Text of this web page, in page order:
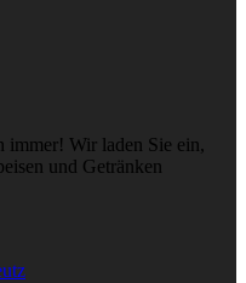
immer! Wir laden Sie ein,
und Getränken